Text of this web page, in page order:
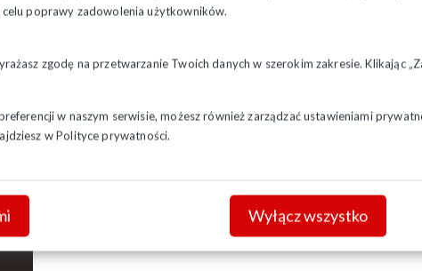
celu poprawy zadowolenia użytkowników.
zgodę na przetwarzanie Twoich danych w szerokim zakresie. Klikając
w naszym serwisie, możesz również zarządzać ustawieniami
wPolityce prywatności.
Wyłącz wszystko